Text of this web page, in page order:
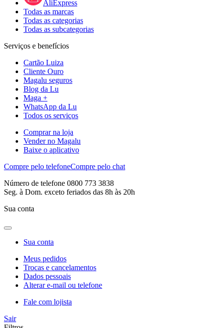
AliExpress
Todas as marcas
Todas as categorias
Todas as subcategorias
Serviços e benefícios
Cartão Luiza
Cliente Ouro
Magalu seguros
Blog da Lu
Maga +
WhatsApp da Lu
Todos os serviços
Comprar na loja
Vender no Magalu
Baixe o aplicativo
Compre pelo telefoneCompre pelo chat
Número de telefone 0800 773 3838
Seg. à Dom. exceto feriados das 8h às 20h
Sua conta
Sua conta
Meus pedidos
Trocas e cancelamentos
Dados pessoais
Alterar e-mail ou telefone
Fale com lojista
Sair